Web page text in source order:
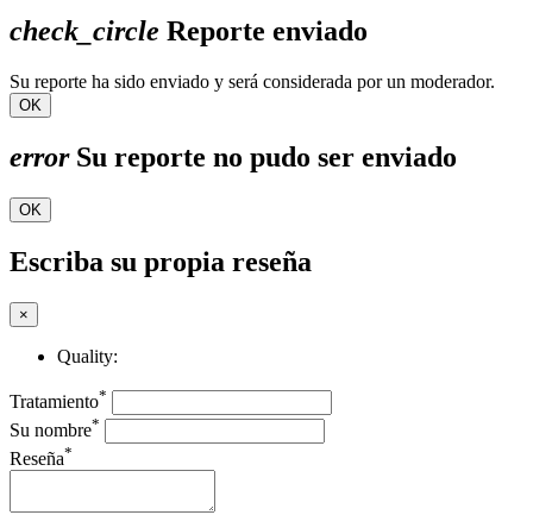
check_circle Reporte enviado
Su reporte ha sido enviado y será considerada por un moderador.
OK
errorSu reporte no pudo ser enviado
OK
Escriba su propia reseña
×
Quality:
Tratamiento*
Su nombre*
Reseña*